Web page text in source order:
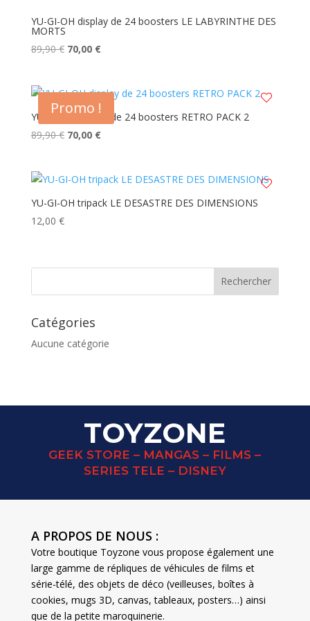
YU-GI-OH display de 24 boosters LE LABYRINTHE DES
MORTS
89,90€ Le
était :
89,90 €.
70,00 €Le
est :
70,00 €.
Promo !
YU-GI-OH display de 24 boosters RETRO PACK 2
89,90€ Le
était :
89,90 €.
70,00 €Le
est :
70,00 €.
YU-GI-OH tripack LE DESASTRE DES DIMENSIONS
12,00 €
Catégories
Aucune catégorie
TOYZONE
GEEK STORE – MANGAS – FILMS –
SERIES TELE – DISNEY
A PROPOS DE NOUS :
Votre boutique Toyzone vous propose également une
large gamme de répliques de véhicules de films et
série-télé, des objets de déco (veilleuses, boîtes à
cookies, mugs 3D, canvas, tableaux, posters…) ainsi
que de la petite maroquinerie.